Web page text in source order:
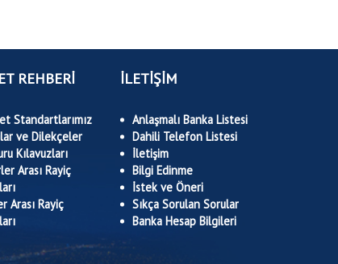
REHBERİ
Standartlarımız
ve Dilekçeler
Kılavuzları
Arası Rayiç
Arası Rayiç
İLETİŞİM
Anlaşmalı Banka Listesi
Dahili Telefon Listesi
İletişim
Bilgi Edinme
İstek ve Öneri
Sıkça Sorulan Sorular
Banka Hesap Bilgileri